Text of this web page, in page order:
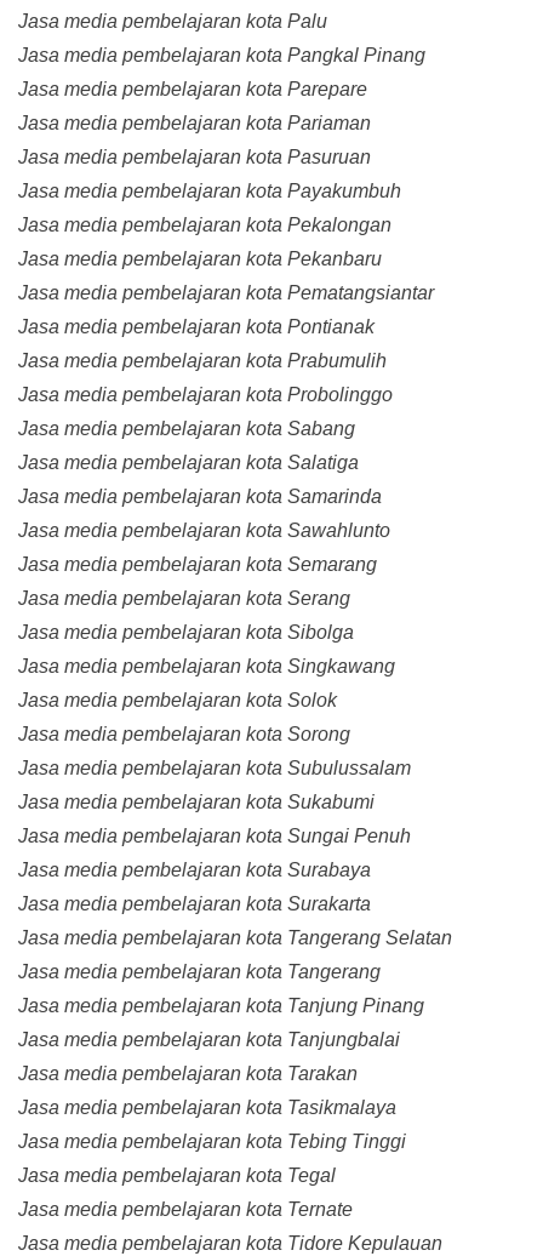
Jasa media pembelajaran kota Palu
Jasa media pembelajaran kota Pangkal Pinang
Jasa media pembelajaran kota Parepare
Jasa media pembelajaran kota Pariaman
Jasa media pembelajaran kota Pasuruan
Jasa media pembelajaran kota Payakumbuh
Jasa media pembelajaran kota Pekalongan
Jasa media pembelajaran kota Pekanbaru
Jasa media pembelajaran kota Pematangsiantar
Jasa media pembelajaran kota Pontianak
Jasa media pembelajaran kota Prabumulih
Jasa media pembelajaran kota Probolinggo
Jasa media pembelajaran kota Sabang
Jasa media pembelajaran kota Salatiga
Jasa media pembelajaran kota Samarinda
Jasa media pembelajaran kota Sawahlunto
Jasa media pembelajaran kota Semarang
Jasa media pembelajaran kota Serang
Jasa media pembelajaran kota Sibolga
Jasa media pembelajaran kota Singkawang
Jasa media pembelajaran kota Solok
Jasa media pembelajaran kota Sorong
Jasa media pembelajaran kota Subulussalam
Jasa media pembelajaran kota Sukabumi
Jasa media pembelajaran kota Sungai Penuh
Jasa media pembelajaran kota Surabaya
Jasa media pembelajaran kota Surakarta
Jasa media pembelajaran kota Tangerang Selatan
Jasa media pembelajaran kota Tangerang
Jasa media pembelajaran kota Tanjung Pinang
Jasa media pembelajaran kota Tanjungbalai
Jasa media pembelajaran kota Tarakan
Jasa media pembelajaran kota Tasikmalaya
Jasa media pembelajaran kota Tebing Tinggi
Jasa media pembelajaran kota Tegal
Jasa media pembelajaran kota Ternate
Jasa media pembelajaran kota Tidore Kepulauan